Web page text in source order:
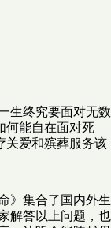
生终究要面对无数
何能自在面对死
关爱和殡葬服务该
》集合了国内外生
解答以上问题，也